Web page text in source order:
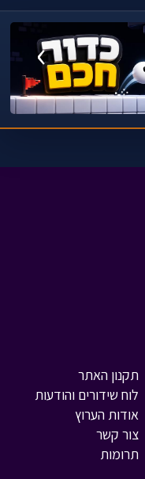
›
תקנון האתר
לוח שידורים והודעות
אודות הערוץ
צור קשר
תרומות